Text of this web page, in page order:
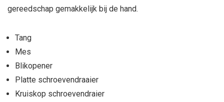
gereedschap gemakkelijk bij de hand.
Tang
Mes
Blikopener
Platte schroevendraaier
Kruiskop schroevendraier